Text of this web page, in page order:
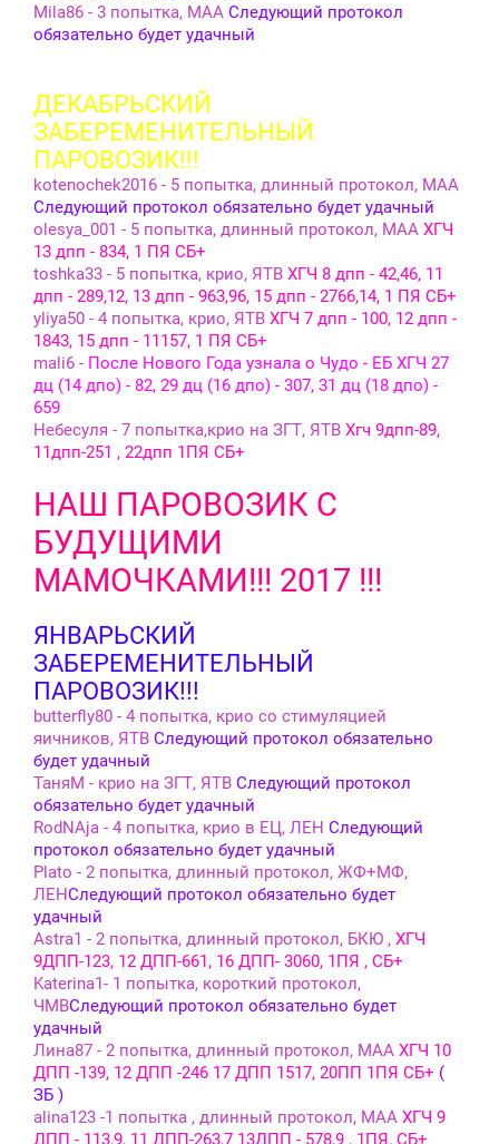
Mila86 - 3 попытка, МАА Следующий протокол
обязательно будет удачный
ДЕКАБРЬСКИЙ
ЗАБЕРЕМЕНИТЕЛЬНЫЙ
ПАРОВОЗИК!!!
kotenochek2016 - 5 попытка, длинный протокол, МАА
Следующий протокол обязательно будет удачный
olesya_001 - 5 попытка, длинный протокол, МАА ХГЧ
13 дпп - 834, 1 ПЯ СБ+
toshka33 - 5 попытка, крио, ЯТВ ХГЧ 8 дпп - 42,46, 11
дпп - 289,12, 13 дпп - 963,96, 15 дпп - 2766,14, 1 ПЯ СБ+
yliya50 - 4 попытка, крио, ЯТВ ХГЧ 7 дпп - 100, 12 дпп -
1843, 15 дпп - 11157, 1 ПЯ СБ+
mali6 - После Нового Года узнала о Чудо - ЕБ ХГЧ 27
дц (14 дпо) - 82, 29 дц (16 дпо) - 307, 31 дц (18 дпо) -
659
Небесуля - 7 попытка,крио на ЗГТ, ЯТВ Хгч 9дпп-89,
11дпп-251 , 22дпп 1ПЯ СБ+
НАШ ПАРОВОЗИК С
БУДУЩИМИ
МАМОЧКАМИ!!! 2017 !!!
ЯНВАРЬСКИЙ
ЗАБЕРЕМЕНИТЕЛЬНЫЙ
ПАРОВОЗИК!!!
butterfly80 - 4 попытка, крио со стимуляцией
яичников, ЯТВ Следующий протокол обязательно
будет удачный
ТаняМ - крио на ЗГТ, ЯТВ Следующий протокол
обязательно будет удачный
RodNAja - 4 попытка, крио в ЕЦ, ЛЕН Следующий
протокол обязательно будет удачный
Plato - 2 попытка, длинный протокол, ЖФ+МФ,
ЛЕНСледующий протокол обязательно будет
удачный
Аstra1 - 2 попытка, длинный протокол, БКЮ , ХГЧ
9ДПП-123, 12 ДПП-661, 16 ДПП- 3060, 1ПЯ , СБ+
Katerina1- 1 попытка, короткий протокол,
ЧМВСледующий протокол обязательно будет
удачный
Лина87 - 2 попытка, длинный протокол, МАА ХГЧ 10
ДПП -139, 12 ДПП -246 17 ДПП 1517, 20ПП 1ПЯ СБ+ (
ЗБ )
alina123 -1 попытка , длинный протокол, МАА ХГЧ 9
ДПП - 113,9, 11 ДПП-263,7 13ДПП - 578,9 , 1ПЯ, СБ+